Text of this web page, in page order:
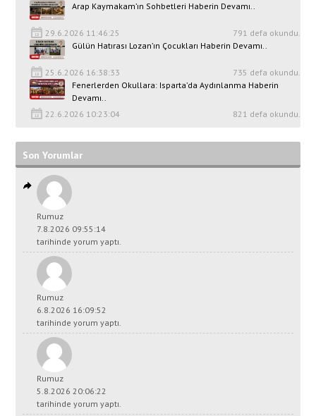
Arap Kaymakam’ın Sohbetleri Haberin Devamı..
29.6.2026 11:46:25
791 defa okundu.
Gülün Hatırası Lozan’ın Çocukları Haberin Devamı..
25.6.2026 16:38:33
735 defa okundu.
Fenerlerden Okullara: Isparta’da Aydınlanma Haberin
Devamı..
22.6.2026 10:23:04
821 defa okundu.
Son Yorumlar
Rumuz
7.8.2026 09:55:14
tarihinde yorum yaptı.
Rumuz
6.8.2026 16:09:52
tarihinde yorum yaptı.
Rumuz
5.8.2026 20:06:22
tarihinde yorum yaptı.